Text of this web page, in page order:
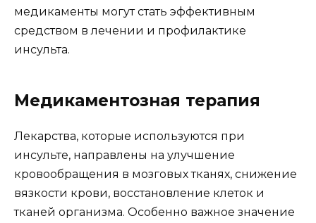
медикаменты могут стать эффективным
средством в лечении и профилактике
инсульта.
Медикаментозная терапия
Лекарства, которые используются при
инсульте, направлены на улучшение
кровообращения в мозговых тканях, снижение
вязкости крови, восстановление клеток и
тканей организма. Особенно важное значение